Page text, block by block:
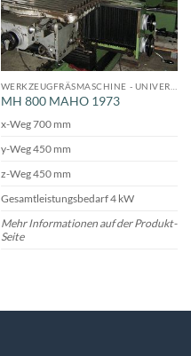
MH 800 MAHO 1973
x-Weg 700 mm
y-Weg 450 mm
z-Weg 450 mm
Gesamtleistungsbedarf 4 kW
Mehr Informationen auf der Produkt-
Seite